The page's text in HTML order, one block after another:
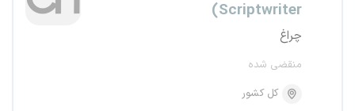
Scriptwriter)
چراغ
منقضی شده
کل کشور